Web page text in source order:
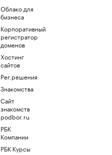
Облако для
бизнеса
Корпоративный
регистратор
доменов
Хостинг
сайтов
Рег.решения
Знакомства
Сайт
знакомств
podbor.ru
РБК
Компании
РБК Курсы